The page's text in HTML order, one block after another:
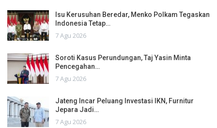
Isu Kerusuhan Beredar, Menko Polkam Tegaskan
Indonesia Tetap…
7 Agu 2026
Soroti Kasus Perundungan, Taj Yasin Minta
Pencegahan…
7 Agu 2026
Jateng Incar Peluang Investasi IKN, Furnitur
Jepara Jadi…
7 Agu 2026